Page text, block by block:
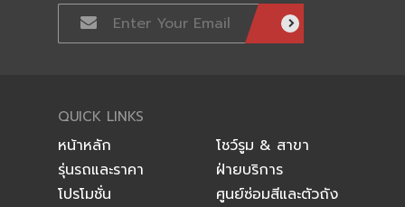
QUICK LINKS
หน้าหลัก
รุ่นรถและราคา
โปรโมชั่น
โชว์รูม & สาขา
ฝ่ายบริการ
ศูนย์ซ่อมสีและตัวถัง